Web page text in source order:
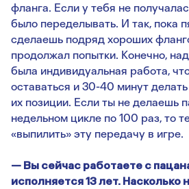
фланга. Если у тебя не
было переделывать. И так, пока
сделаешь подряд хороших
продолжал попытки. Конечно,
была индивидуальная работа,
оставаться и 30-40 минут
их позиции. Если ты не делаешь
недельном цикле по 100 раз, то
«выпилить» эту передачу в игре.
— Вы сейчас работаете с
исполняется 13 лет.